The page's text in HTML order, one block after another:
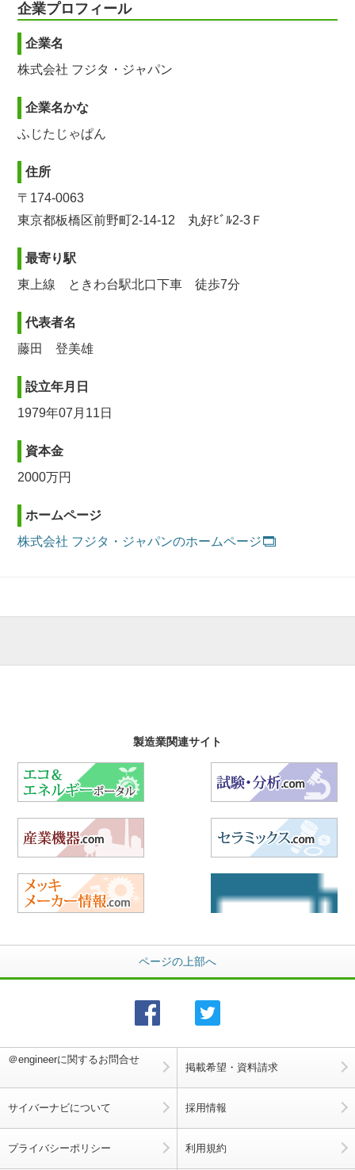
企業プロフィール
企業名
株式会社 フジタ・ジャパン
企業名かな
ふじたじゃぱん
住所
〒174-0063
東京都板橋区前野町2-14-12 丸好ﾋﾞﾙ2-3Ｆ
最寄り駅
東上線 ときわ台駅北口下車 徒歩7分
代表者名
藤田 登美雄
設立年月日
1979年07月11日
資本金
2000万円
ホームページ
株式会社 フジタ・ジャパンのホームページ
製造業関連サイト
ページの上部へ
＠engineerに関するお問合せ
掲載希望・資料請求
サイバーナビについて 採用情報
プライバシーポリシー 利用規約